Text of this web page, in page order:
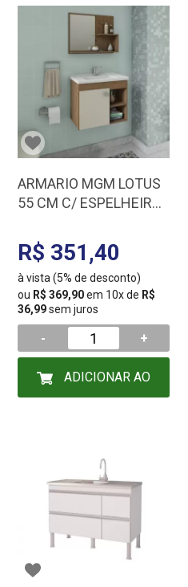
ARMARIO MGM LOTUS
55 CM C/ ESPELHEIRA
9942.34
R$ 351,40
à vista (5% de desconto)
ou R$ 369,90em 10x de R$
36,99sem juros
- +